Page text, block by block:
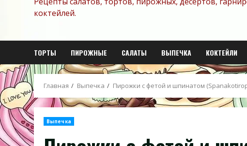
коктейлей.
ТОРТЫ ПИРОЖНЫЕ САЛАТЫ ВЫПЕЧКА КОКТЕЙЛИ
Главная Выпечка Пирожки с фетой и шпинатом
Выпечка